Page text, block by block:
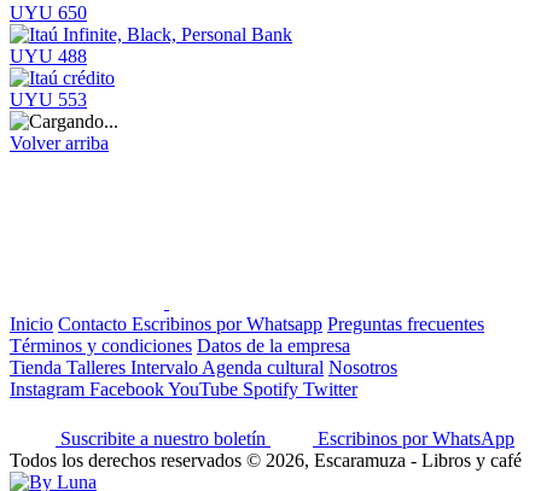
UYU 650
UYU 488
UYU 553
Volver arriba
Inicio Contacto Escribinos por Whatsapp Preguntas frecuentes
Términos y condiciones Datos de la empresa
Tienda Talleres Intervalo Agenda cultural Nosotros
Instagram FacebookYouTube Spotify Twitter
Suscribite a nuestro boletín
Escribinos por WhatsApp
Todos los derechos reservados © 2026, Escaramuza - Libros y café